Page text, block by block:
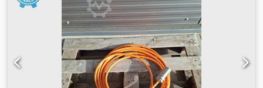
desbloqueio de emergência para o sistema MGB Função:
Desbloqueio de emergência para portas de segurança
Construção: Desbloqueio mecânico, acionado a partir do
interior Material: Alumínio Compatível: Todos os módulos
MGB Normas de segurança: EN ISO 14119, PL e, SIL3